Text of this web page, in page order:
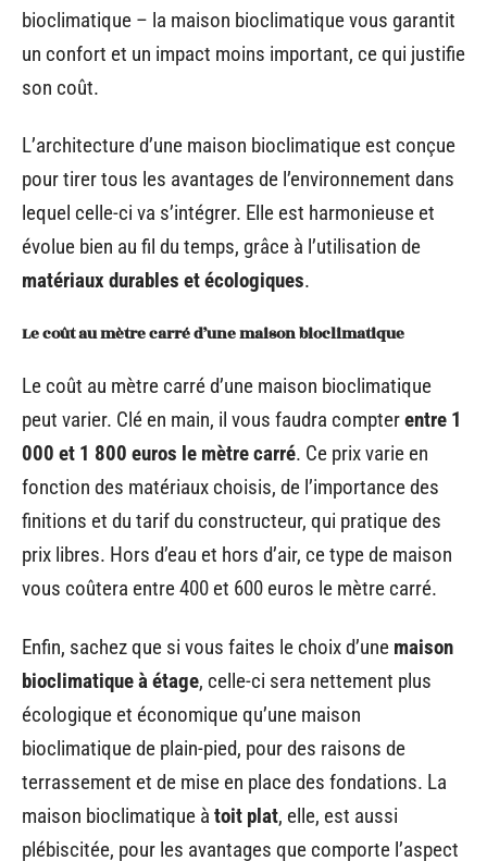
bioclimatique – la maison bioclimatique vous garantit
un confort et un impact moins important, ce qui justifie
son coût.
L’architecture d’une maison bioclimatique est conçue
pour tirer tous les avantages de l’environnement dans
lequel celle-ci va s’intégrer. Elle est harmonieuse et
évolue bien au fil du temps, grâce à l’utilisation de
matériaux durables et écologiques.
Le coût au mètre carré d’une maison bioclimatique
Le coût au mètre carré d’une maison bioclimatique
peut varier. Clé en main, il vous faudra compterentre 1
000 et 1 800 euros le mètre carré. Ce prix varie en
fonction des matériaux choisis, de l’importance des
finitions et du tarif du constructeur, qui pratique des
prix libres. Hors d’eau et hors d’air, ce type de maison
vous coûtera entre 400 et 600 euros le mètre carré.
Enfin, sachez que si vous faites le choix d’une maison
bioclimatique à étage, celle-ci sera nettement plus
écologique et économique qu’une maison
bioclimatique de plain-pied, pour des raisons de
terrassement et de mise en place des fondations. La
maison bioclimatique à toit plat, elle, est aussi
plébiscitée, pour les avantages que comporte l’aspect